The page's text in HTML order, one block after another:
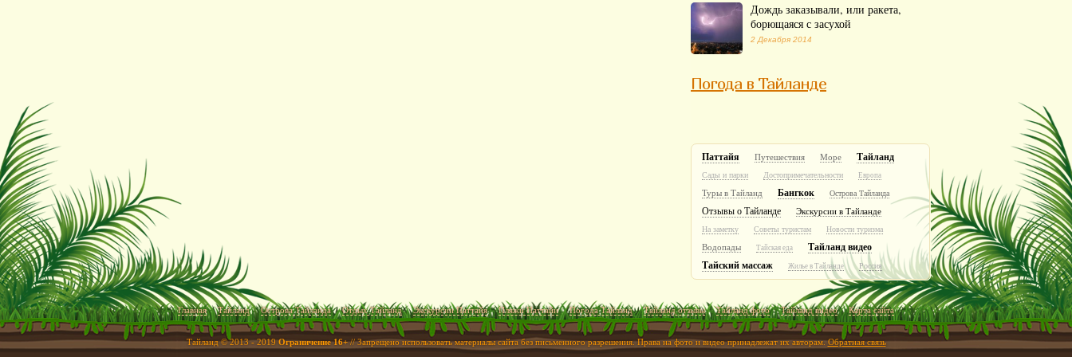
Дождь заказывали, или ракета,
борющаяся с засухой
2 Декабря 2014
Погода в Тайланде
Паттайя Путешествия Море Тайланд
Сады и парки Достопримечательности Европа
Туры в Тайланд Бангкок Острова Тайланда
Отзывы о Тайланде Экскурсии в Тайланде
На заметку Советы туристам Новости туризма
Водопады Тайская еда
Тайланд видео
Тайский массаж
Жилье в Тайланде Россия
Главная Тайланд Острова Тайланда Отдых Тайланд Экскурсии Паттайя Пляжи Паттайи Погода Тайланд Тайланд отзывы Тайланд фото Тайланд видео Карта сайта
Тайланд © 2013 - 2019Ограничение 16+// Запрещено использовать материалы сайта без письменного разрешения. Права на фото и видео принадлежат их авторам.Обратная связь